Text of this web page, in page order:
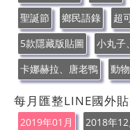
聖誕節
鄉民語錄 超
5款隱藏版貼圖
小丸子
卡娜赫拉、唐老鴨
動
每月匯整LINE國外
2019年01月 2018年12